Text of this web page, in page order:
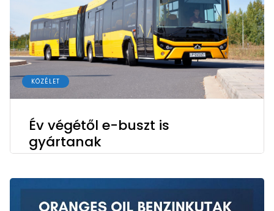
KÖZÉLET
Év végétől e-buszt is
gyártanak